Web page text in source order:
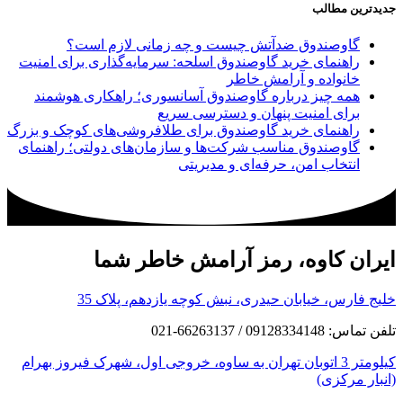
جدیدترین مطالب
گاوصندوق ضدآتش چیست و چه زمانی لازم است؟
راهنمای خرید گاوصندوق اسلحه: سرمایه‌گذاری برای امنیت
خانواده و آرامش خاطر
همه چیز درباره گاوصندوق آسانسوری؛ راهکاری هوشمند
برای امنیت پنهان و دسترسی سریع
راهنمای خرید گاوصندوق برای طلافروشی‌های کوچک و بزرگ
گاوصندوق مناسب شرکت‌ها و سازمان‌های دولتی؛ راهنمای
انتخاب امن، حرفه‌ای و مدیریتی
ایران کاوه، رمز آرامش خاطر شما
خلیج فارس، خیابان حیدری، نبش کوچه یازدهم، پلاک 35
تلفن تماس: 09128334148 / 66263137-021
کیلومتر 3 اتوبان تهران به ساوه، خروجی اول، شهرک فیروز بهرام
(انبار مرکزی)